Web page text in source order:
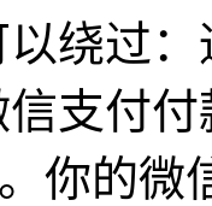
绕过
支付
你的微